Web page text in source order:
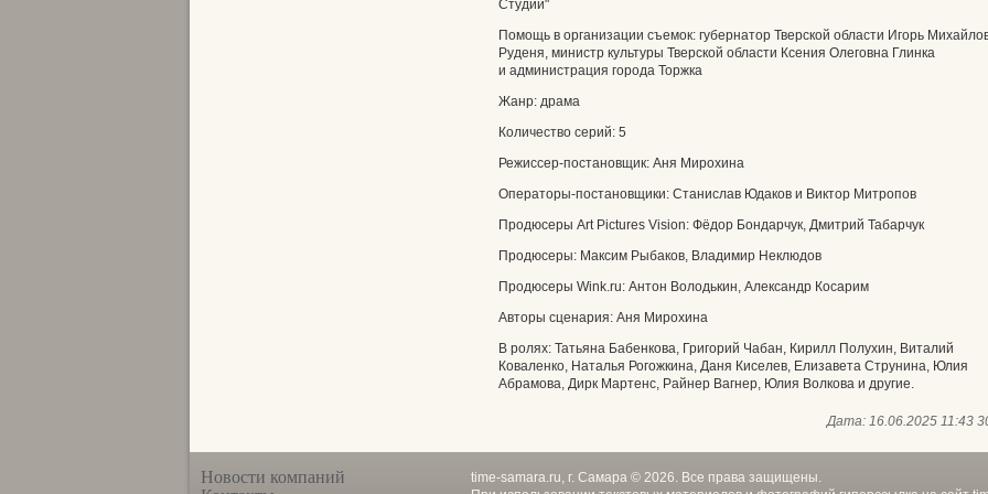
Студии"
Помощь в организации съемок: губернатор Тверской области Игорь
Руденя, министр культуры Тверской области Ксения Олеговна Глинка
и администрация города Торжка
Жанр: драма
Количество серий: 5
Режиссер-постановщик: Аня Мирохина
Операторы-постановщики: Станислав Юдаков и Виктор Митропов
Продюсеры Art Pictures Vision: Фёдор Бондарчук, Дмитрий Табарчук
Продюсеры: Максим Рыбаков, Владимир Неклюдов
Продюсеры Wink.ru: Антон Володькин, Александр Косарим
Авторы сценария: Аня Мирохина
В ролях: Татьяна Бабенкова, Григорий Чабан, Кирилл Полухин, Виталий
Коваленко, Наталья Рогожкина, Даня Киселев, Елизавета Струнина, Юлия
Абрамова, Дирк Мартенс, Райнер Вагнер, Юлия Волкова и другие.
Дата: 16.06.2025 11:43
Новости компаний
time-samara.ru, г. Самара © 2026. Все права защищены.